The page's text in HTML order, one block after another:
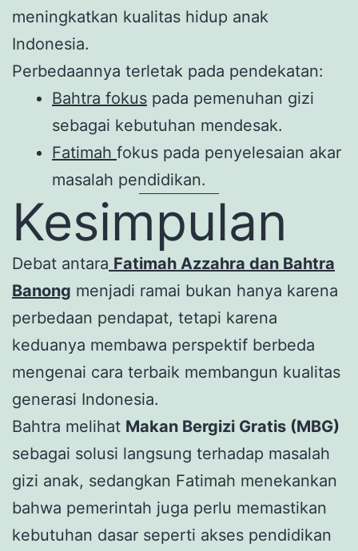
meningkatkan kualitas hidup anak
Indonesia.
Perbedaannya terletak pada pendekatan:
Bahtra fokus pada pemenuhan gizi
sebagai kebutuhan mendesak.
Fatimah fokus pada penyelesaian akar
masalah pendidikan.
Kesimpulan
Debat antara Fatimah Azzahra dan Bahtra
Banong menjadi ramai bukan hanya karena
perbedaan pendapat, tetapi karena
keduanya membawa perspektif berbeda
mengenai cara terbaik membangun kualitas
generasi Indonesia.
Bahtra melihat Makan Bergizi Gratis (MBG)
sebagai solusi langsung terhadap masalah
gizi anak, sedangkan Fatimah menekankan
bahwa pemerintah juga perlu memastikan
kebutuhan dasar seperti akses pendidikan